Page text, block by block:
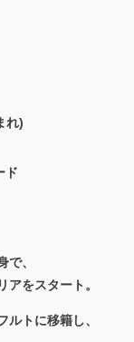
れ)
ド
、
をスタート。
トに移籍し、